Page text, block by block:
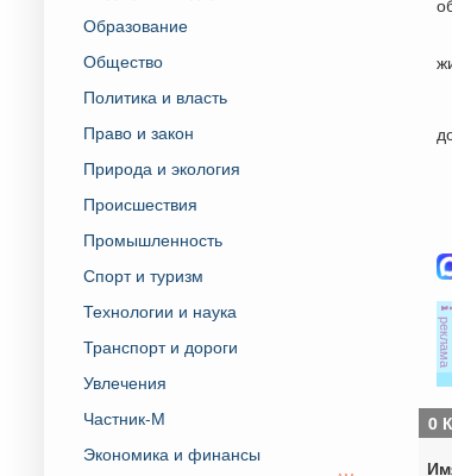
Образование
Общество
Политика и власть
Право и закон
Природа и экология
Происшествия
Промышленность
Спорт и туризм
Технологии и наука
Транспорт и дороги
Увлечения
Частник-М
Экономика и финансы
реклама
0